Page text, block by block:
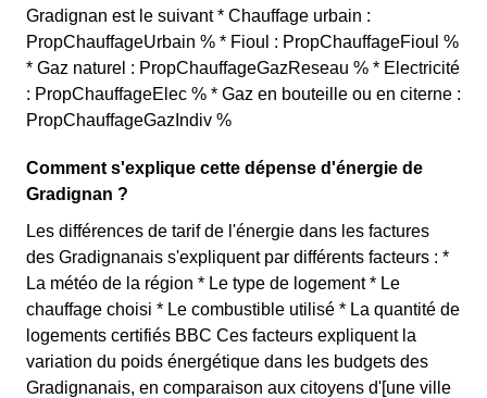
Gradignan est le suivant * Chauffage urbain :
PropChauffageUrbain % * Fioul : PropChauffageFioul %
* Gaz naturel : PropChauffageGazReseau % * Electricité
: PropChauffageElec % * Gaz en bouteille ou en citerne :
PropChauffageGazIndiv %
Comment s'explique cette dépense d'énergie de
Gradignan ?
Les différences de tarif de l'énergie dans les factures
des Gradignanais s'expliquent par différents facteurs : *
La météo de la région * Le type de logement * Le
chauffage choisi * Le combustible utilisé * La quantité de
logements certifiés BBC Ces facteurs expliquent la
variation du poids énergétique dans les budgets des
Gradignanais, en comparaison aux citoyens d'[une ville